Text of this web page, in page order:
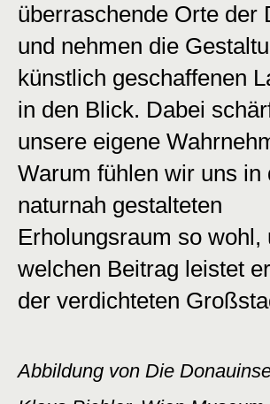
überraschende Orte der
und nehmen die
künstlich geschaffenen
in den Blick. Dabei
unsere eigene
Warum fühlen wir uns in
naturnah gestalteten
Erholungsraum so wohl,
welchen Beitrag leistet
der verdichteten
Abbildung von Die